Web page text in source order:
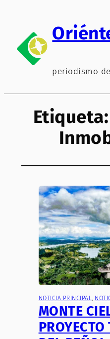
contenido
periodismo
Etiqueta:
NOTICIA PRINCIPAL,
MONTE